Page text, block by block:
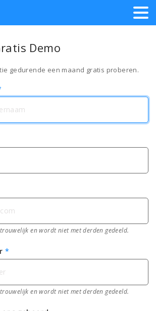
& Trace
Demo
gedurende een maand gratis proberen.
en wordt niet met derden gedeeld.
*
en wordt niet met derden gedeeld.